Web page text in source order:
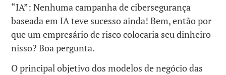
“IA”: Nenhuma campanha de cibersegurança
baseada em IA teve sucesso ainda! Bem, então por
que um empresário de risco colocaria seu dinheiro
nisso? Boa pergunta.
O principal objetivo dos modelos de negócio das